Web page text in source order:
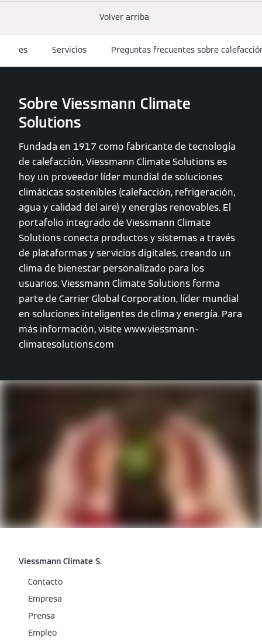
Volver arriba
es Servicios Preguntas frecuentes sobre
Sobre Viessmann Climate
Solutions
Fundada en 1917 como fabricante de tecnología
de calefacción, Viessmann Climate Solutions es
hoy un proveedor líder mundial de soluciones
climáticas sostenibles (calefacción, refrigeración,
agua y calidad del aire) y energías renovables. El
portafolio integrado de Viessmann Climate
Solutions conecta productos y sistemas a través
de plataformas y servicios digitales, creando un
clima de bienestar personalizado para los
usuarios. Viessmann Climate Solutions forma
parte de Carrier Global Corporation, líder mundial
en soluciones inteligentes de clima y energía. Para
más información, visite www.viessmann-
climatesolutions.com
Viessmann Climate S.
Contacto
Empresa
Prensa
Empleo